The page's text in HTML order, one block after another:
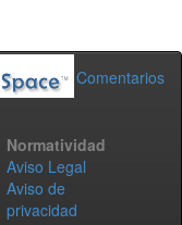
Comentarios
Normatividad
Aviso Legal
Aviso de
privacidad